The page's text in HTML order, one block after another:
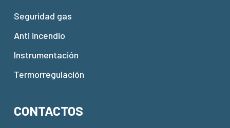
Seguridad gas
Anti incendio
Instrumentación
Termorregulación
CONTACTOS